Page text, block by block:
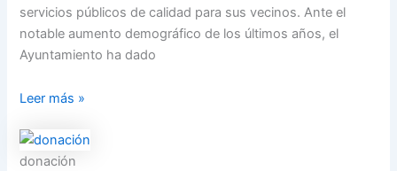
servicios públicos de calidad para sus vecinos. Ante el
notable aumento demográfico de los últimos años, el
Ayuntamiento ha dado
Leer más »
donación